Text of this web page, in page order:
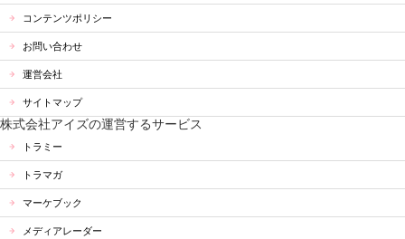
コンテンツポリシー
お問い合わせ
運営会社
サイトマップ
株式会社アイズの運営するサービス
トラミー
トラマガ
マーケブック
メディアレーダー